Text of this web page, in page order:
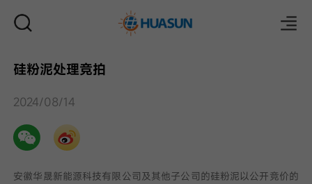
硅粉泥处理竞拍
2024/08/14
安徽华晟新能源科技有限公司及其他子公司的硅粉泥以公开竞价的